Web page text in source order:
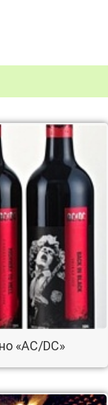
«АС/DC»